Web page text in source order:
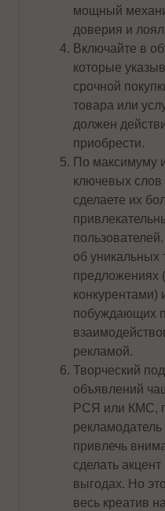
мощный
доверия и
Включайте в
которые
срочной
товара или
должен
приобрести.
По максимуму
ключевых слов
сделаете их
об уникальных
предложениях
конкурентами)
побуждающих
рекламой.
Творческий
объявлений
РСЯ или КМС,
привлечь
сделать
выгодах. Но
весь креатив